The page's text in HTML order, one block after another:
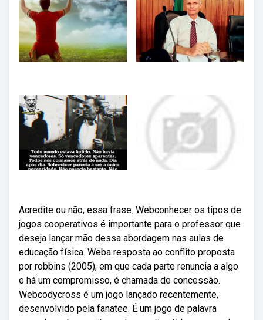
Acredite ou não, essa frase. Webconhecer os tipos de
jogos cooperativos é importante para o professor que
deseja lançar mão dessa abordagem nas aulas de
educação física. Weba resposta ao conflito proposta
por robbins (2005), em que cada parte renuncia a algo
e há um compromisso, é chamada de concessão.
Webcodycross é um jogo lançado recentemente,
desenvolvido pela fanatee. É um jogo de palavra